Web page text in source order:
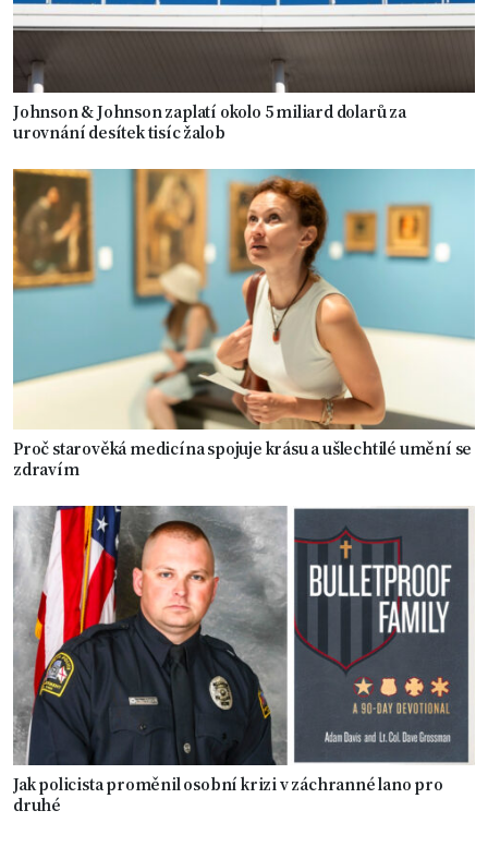
Johnson & Johnson zaplatí okolo 5 miliard dolarů za
urovnání desítek tisíc žalob
Proč starověká medicína spojuje krásu a ušlechtilé umění se
zdravím
Jak policista proměnil osobní krizi v záchranné lano pro
druhé